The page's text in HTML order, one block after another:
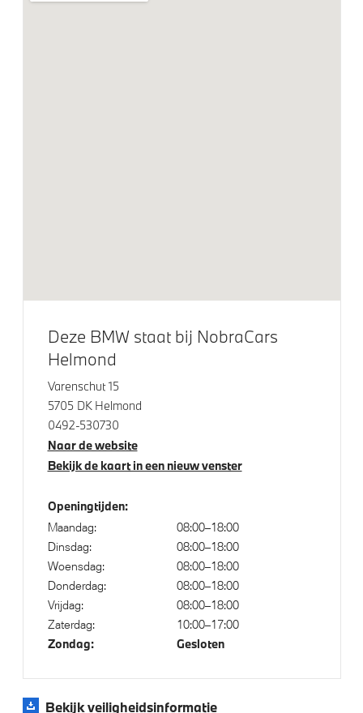
Deze BMW staat bij NobraCars
Helmond
Varenschut 15
5705 DK Helmond
0492-530730
Naar de website
Bekijk de kaart in een nieuw venster
Openingtijden:
Maandag:
08:00–18:00
Dinsdag:
08:00–18:00
Woensdag:
08:00–18:00
Donderdag:
08:00–18:00
Vrijdag:
08:00–18:00
Zaterdag:
10:00–17:00
Zondag: Gesloten
Bekijk veiligheidsinformatie